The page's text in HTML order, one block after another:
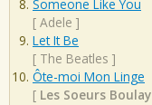
Someone Like You
[ Adele ]
Let It Be
[ The Beatles ]
Ôte-moi Mon Linge
[ Les Soeurs Boulay